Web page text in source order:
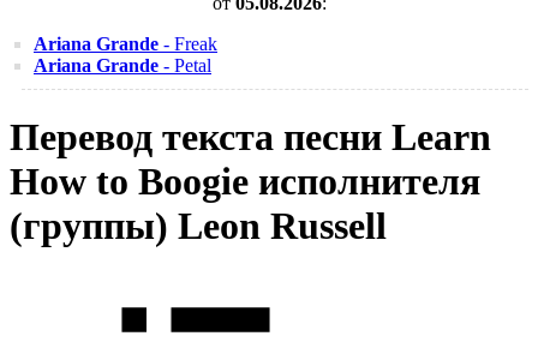
Ariana Grande - Freak
Ariana Grande - Petal
Перевод текста песни Learn
How to Boogie исполнителя
(группы) Leon Russell